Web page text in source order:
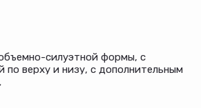
силуэтной формы, с
по верху и низу, с дополнительным
поясе, с карманами в боковых швах.